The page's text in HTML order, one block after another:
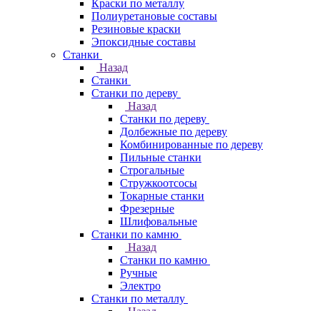
Краски по металлу
Полиуретановые составы
Резиновые краски
Эпоксидные составы
Станки
Назад
Станки
Станки по дереву
Назад
Станки по дереву
Долбежные по дереву
Комбинированные по дереву
Пильные станки
Строгальные
Стружкоотсосы
Токарные станки
Фрезерные
Шлифовальные
Станки по камню
Назад
Станки по камню
Ручные
Электро
Станки по металлу